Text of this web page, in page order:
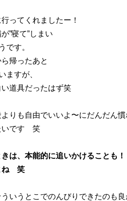
ってくれましたー！
”寝て”しまい
です。
帰ったあと
ますが、
道具だったはず笑
りも自由でいいよ〜にだんだん慣
いです 笑
は、本能的に追いかけることも！
ね 笑
ういうとこでのんびりできたのも